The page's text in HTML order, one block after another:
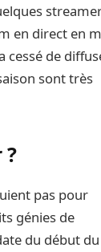
en direct en
cessé de
sont très
pas pour
génies de
du début